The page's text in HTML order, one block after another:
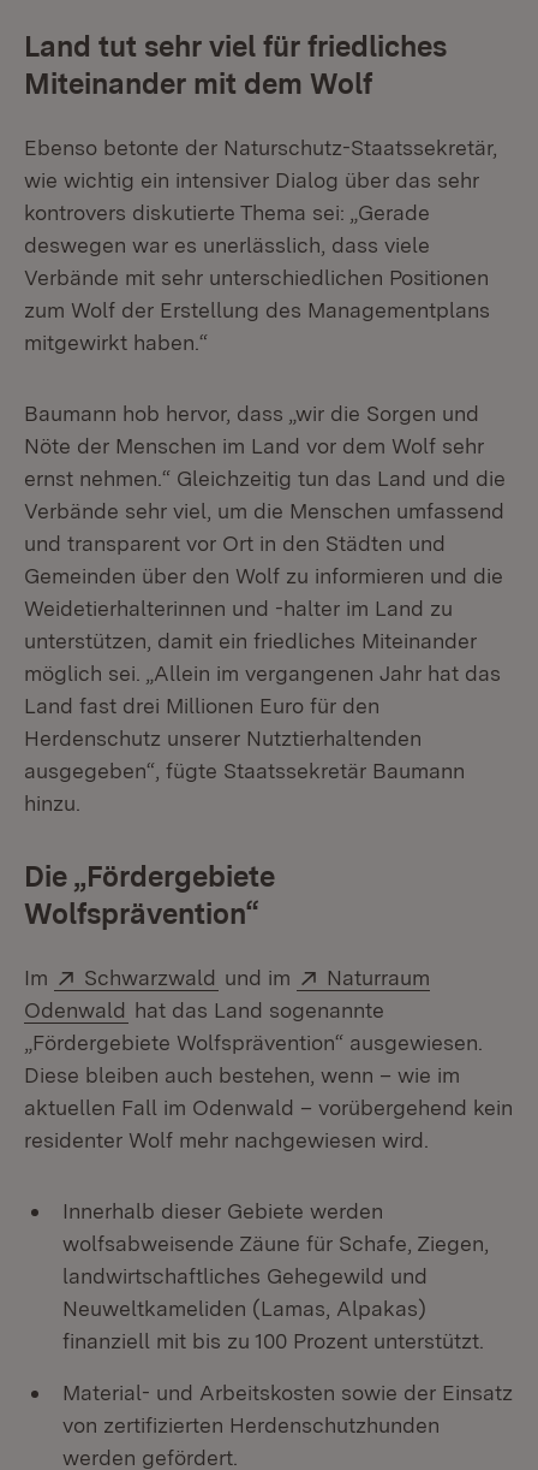
Land tut sehr viel für friedliches
Miteinander mit dem Wolf
Ebenso betonte der Naturschutz-Staatssekretär,
wie wichtig ein intensiver Dialog über das sehr
kontrovers diskutierte Thema sei: „Gerade
deswegen war es unerlässlich, dass viele
Verbände mit sehr unterschiedlichen Positionen
zum Wolf der Erstellung des Managementplans
mitgewirkt haben.“
Baumann hob hervor, dass „wir die Sorgen und
Nöte der Menschen im Land vor dem Wolf sehr
ernst nehmen.“ Gleichzeitig tun das Land und die
Verbände sehr viel, um die Menschen umfassend
und transparent vor Ort in den Städten und
Gemeinden über den Wolf zu informieren und die
Weidetierhalterinnen und -halter im Land zu
unterstützen, damit ein friedliches Miteinander
möglich sei. „Allein im vergangenen Jahr hat das
Land fast drei Millionen Euro für den
Herdenschutz unserer Nutztierhaltenden
ausgegeben“, fügte Staatssekretär Baumann
hinzu.
Die „Fördergebiete
Wolfsprävention“
Im Extern:
Schwarzwald (Öffnet in neuem Fenster)
und im Extern:
Naturraum
Odenwald (Öffnet in neuem Fenster)
hat das Land sogenannte
„Fördergebiete Wolfsprävention“ ausgewiesen.
Diese bleiben auch bestehen, wenn – wie im
aktuellen Fall im Odenwald – vorübergehend kein
residenter Wolf mehr nachgewiesen wird.
Innerhalb dieser Gebiete werden
wolfsabweisende Zäune für Schafe, Ziegen,
landwirtschaftliches Gehegewild und
Neuweltkameliden (Lamas, Alpakas)
finanziell mit bis zu 100 Prozent unterstützt.
Material- und Arbeitskosten sowie der Einsatz
von zertifizierten Herdenschutzhunden
werden gefördert.